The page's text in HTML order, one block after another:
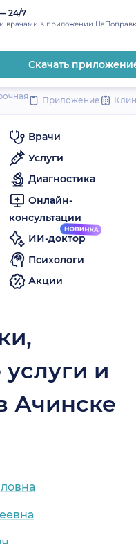
content
24/7
врачами в приложении
Скачать
Приложение
Врачи
Услуги
Диагностика
Онлайн-
консультации
ИИ-доктор
Психологи
Акции
и
Ачинске